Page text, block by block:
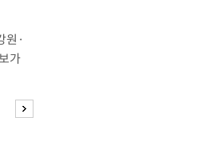
원·
가
권
가
당 선
린